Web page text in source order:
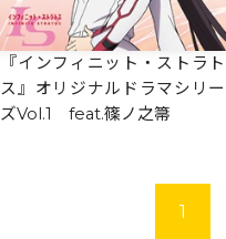
『インフィニット・ストラト
ス』オリジナルドラマシリー
ズVol.1 feat.篠ノ之箒
1